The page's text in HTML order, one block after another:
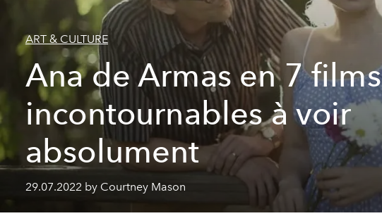
ART & CULTURE
Ana de Armas en 7 films
incontournables à voir
absolument
29.07.2022 by Courtney Mason